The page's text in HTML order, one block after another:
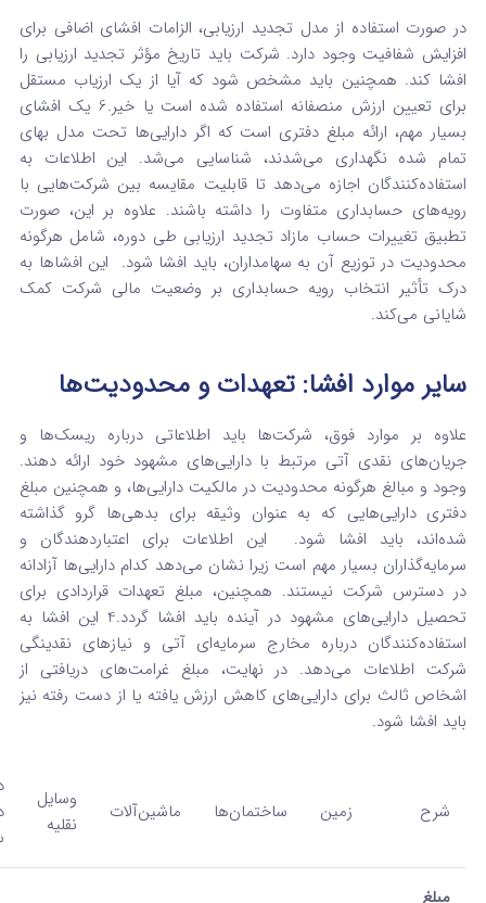
در صورت استفاده از مدل تجدید ارزیابی، الزامات افشای اضافی برای
افزایش شفافیت وجود دارد. شرکت باید تاریخ مؤثر تجدید ارزیابی را
افشا کند. همچنین باید مشخص شود که آیا از یک ارزیاب مستقل
برای تعیین ارزش منصفانه استفاده شده است یا خیر.6 یک افشای
بسیار مهم، ارائه مبلغ دفتری است که اگر دارایی‌ها تحت مدل بهای
تمام شده نگهداری می‌شدند، شناسایی می‌شد. این اطلاعات به
استفاده‌کنندگان اجازه می‌دهد تا قابلیت مقایسه بین شرکت‌هایی با
رویه‌های حسابداری متفاوت را داشته باشند. علاوه بر این، صورت
تطبیق تغییرات حساب مازاد تجدید ارزیابی طی دوره، شامل هرگونه
محدودیت در توزیع آن به سهامداران، باید افشا شود. این افشاها به
درک تأثیر انتخاب رویه حسابداری بر وضعیت مالی شرکت کمک
شایانی می‌کند.
سایر موارد افشا: تعهدات و محدودیت‌ها
علاوه بر موارد فوق، شرکت‌ها باید اطلاعاتی درباره ریسک‌ها و
جریان‌های نقدی آتی مرتبط با دارایی‌های مشهود خود ارائه دهند.
وجود و مبالغ هرگونه محدودیت در مالکیت دارایی‌ها، و همچنین مبلغ
دفتری دارایی‌هایی که به عنوان وثیقه برای بدهی‌ها گرو گذاشته
شده‌اند، باید افشا شود.
این اطلاعات برای اعتباردهندگان و
سرمایه‌گذاران بسیار مهم است زیرا نشان می‌دهد کدام دارایی‌ها آزادانه
در دسترس شرکت نیستند. همچنین، مبلغ تعهدات قراردادی برای
تحصیل دارایی‌های مشهود در آینده باید افشا گردد.4 این افشا به
استفاده‌کنندگان درباره مخارج سرمایه‌ای آتی و نیازهای نقدینگی
شرکت اطلاعات می‌دهد. در نهایت، مبلغ غرامت‌های دریافتی از
اشخاص ثالث برای دارایی‌های کاهش ارزش یافته یا از دست رفته نیز
باید افشا شود.
شرح زمین ساختمان‌ها ماشین‌آلات
وسایل
نقلیه
مبلغ